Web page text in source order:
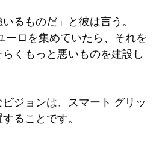
るものだ」と彼は言う。
ーロを集めていたら、それを
くもっと悪いものを建設し
ジョンは、スマート グリッ
ることです。